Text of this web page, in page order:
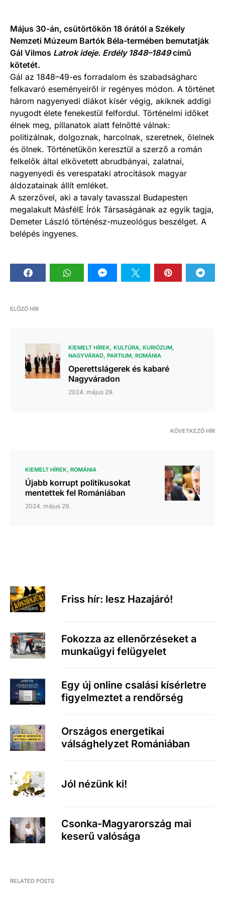
Május 30-án, csütörtökön 18 órától a Székely
Nemzeti Múzeum Bartók Béla-termében bemutatják
Gál Vilmos Latrok ideje. Erdély 1848–1849című
kötetét.
Gál az 1848–49-es forradalom és szabadságharc
felkavaró eseményeiről ír regényes módon. A történet
három nagyenyedi diákot kísér végig, akiknek addigi
nyugodt élete fenekestül felfordul. Történelmi időket
élnek meg, pillanatok alatt felnőtté válnak:
politizálnak, dolgoznak, harcolnak, szeretnek, ölelnek
és ölnek. Történetükön keresztül a szerző a román
felkelők által elkövetett abrudbányai, zalatnai,
nagyenyedi és verespataki atrocitások magyar
áldozatainak állít emléket.
A szerzővel, aki a tavaly tavasszal Budapesten
megalakult MásfélE Írók Társaságának az egyik tagja,
Demeter László történész-muzeológus beszélget. A
belépés ingyenes.
ELŐZŐ HÍR
KIEMELT HÍREK KULTÚRA KURIÓZUM
NAGYVÁRAD PARTIUM ROMÁNIA
Operettslágerek és kabaré
Nagyváradon
2024. május 29.
KÖVETKEZŐ HÍR
KIEMELT HÍREK ROMÁNIA
Újabb korrupt politikusokat
mentettek fel Romániában
2024. május 29.
Friss hír: lesz Hazajáró!
Fokozza az ellenőrzéseket a
munkaügyi felügyelet
Egy új online csalási kísérletre
figyelmeztet a rendőrség
Országos energetikai
válsághelyzet Romániában
Jól nézünk ki!
Csonka-Magyarország mai
keserű valósága
RELATED POSTS